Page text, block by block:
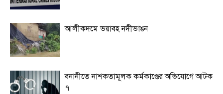
আলীকদমে ভয়াবহ নদীভাঙন
বনানীতে নাশকতামূলক কর্মকাণ্ডের অভিযোগে আটক
৭